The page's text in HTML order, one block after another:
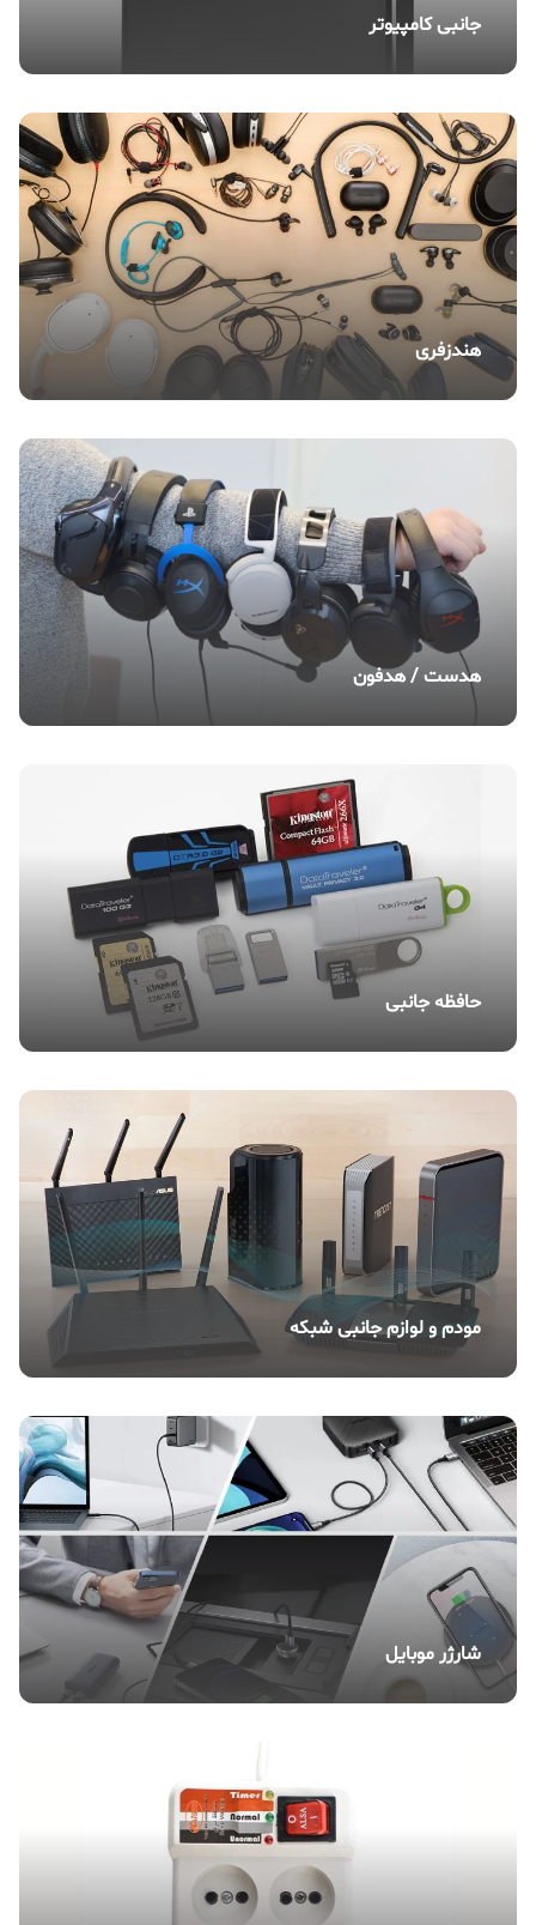
جانبی کامپیوتر
هندزفری
هدست / هدفون
حافظه جانبی
مودم و لوازم جانبی شبکه
شارژر موبایل